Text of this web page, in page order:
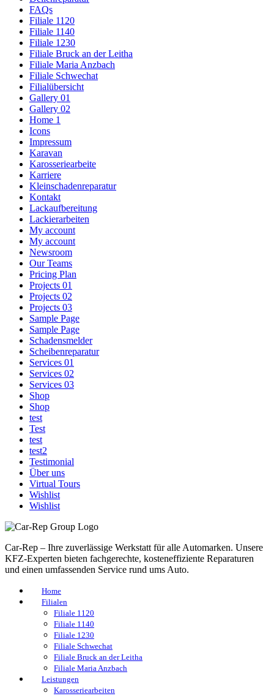
FAQs
Filiale 1120
Filiale 1140
Filiale 1230
Filiale Bruck an der Leitha
Filiale Maria Anzbach
Filiale Schwechat
Filialübersicht
Gallery 01
Gallery 02
Home 1
Icons
Impressum
Karavan
Karosseriearbeite
Karriere
Kleinschadenreparatur
Kontakt
Lackaufbereitung
Lackierarbeiten
My account
My account
Newsroom
Our Teams
Pricing Plan
Projects 01
Projects 02
Projects 03
Sample Page
Sample Page
Schadensmelder
Scheibenreparatur
Services 01
Services 02
Services 03
Shop
Shop
test
Test
test
test2
Testimonial
Über uns
Virtual Tours
Wishlist
Wishlist
Car-Rep – Ihre zuverlässige Werkstatt für alle Automarken. Unsere
KFZ-Experten bieten fachgerechte, kosteneffiziente Reparaturen
und einen umfassenden Service rund ums Auto.
Home
Filialen
Filiale 1120
Filiale 1140
Filiale 1230
Filiale Schwechat
Filiale Bruck an der Leitha
Filiale Maria Anzbach
Leistungen
Karosseriearbeiten